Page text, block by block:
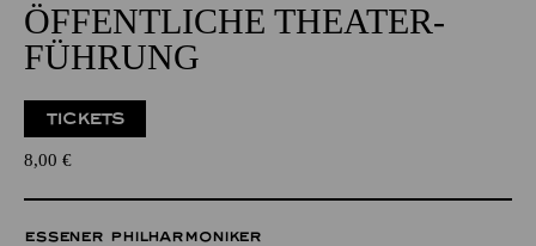
ÖFFENTLICHE THEATER­
FÜHRUNG
TICKETS
8,00 €
ESSENER PHILHARMONIKER